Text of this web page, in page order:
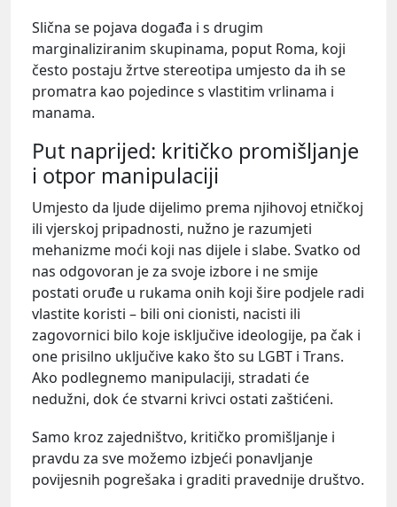
Slična se pojava događa i s drugim
marginaliziranim skupinama, poput Roma, koji
često postaju žrtve stereotipa umjesto da ih se
promatra kao pojedince s vlastitim vrlinama i
manama.
Put naprijed: kritičko promišljanje
i otpor manipulaciji
Umjesto da ljude dijelimo prema njihovoj etničkoj
ili vjerskoj pripadnosti, nužno je razumjeti
mehanizme moći koji nas dijele i slabe. Svatko od
nas odgovoran je za svoje izbore i ne smije
postati oruđe u rukama onih koji šire podjele radi
vlastite koristi – bili oni cionisti, nacisti ili
zagovornici bilo koje isključive ideologije, pa čak i
one prisilno uključive kako što su LGBT i Trans.
Ako podlegnemo manipulaciji, stradati će
nedužni, dok će stvarni krivci ostati zaštićeni.
Samo kroz zajedništvo, kritičko promišljanje i
pravdu za sve možemo izbjeći ponavljanje
povijesnih pogrešaka i graditi pravednije društvo.